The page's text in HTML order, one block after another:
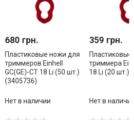
680 грн.
Пластиковые ножи для
триммеров Einhell
GC(GE)-CT 18 Li (50 шт.)
(3405736)
Нет в наличии
359 грн.
триммера
18 Li (20 шт.)
Нет в